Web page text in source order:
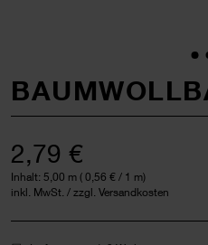
2,79 €
Inhalt: 5,00 m ( 0,56 € / 1 m)
inkl. MwSt. / zzgl. Versandkosten